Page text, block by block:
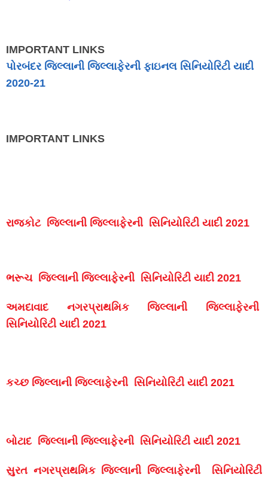
IMPORTANT LINKS
પોરબંદર જિલ્લાની જિલ્લાફેરની ફાઇનલ સિનિયોરિટી યાદી
2020-21
IMPORTANT LINKS
રાજકોટ જિલ્લાની જિલ્લાફેરની સિનિયોરિટી યાદી 2021
ભરૂચ જિલ્લાની જિલ્લાફેરની સિનિયોરિટી યાદી 2021
અમદાવાદ નગરપ્રાથમિક જિલ્લાની જિલ્લાફેરની
સિનિયોરિટી યાદી 2021
કચ્છ જિલ્લાની જિલ્લાફેરની સિનિયોરિટી યાદી 2021
બોટાદ જિલ્લાની જિલ્લાફેરની સિનિયોરિટી યાદી 2021
સુરત નગરપ્રાથમિક જિલ્લાની જિલ્લાફેરની સિનિયોરિટી